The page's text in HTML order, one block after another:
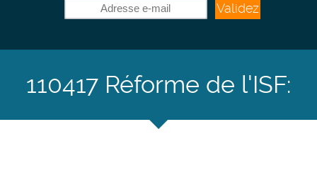
Validez
110417 Réforme de l'ISF: